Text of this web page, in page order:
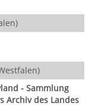
- Sammlung
Archiv des Landes